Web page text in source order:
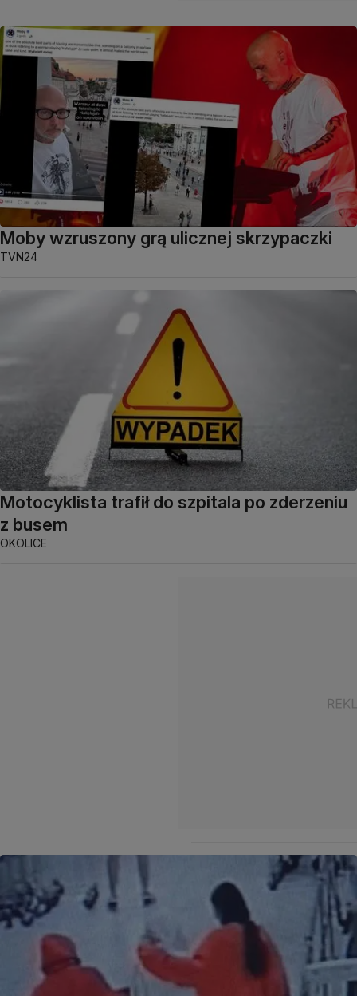
Moby wzruszony grą ulicznej skrzypaczki
TVN24
Motocyklista trafił do szpitala po zderzeniu
z busem
OKOLICE